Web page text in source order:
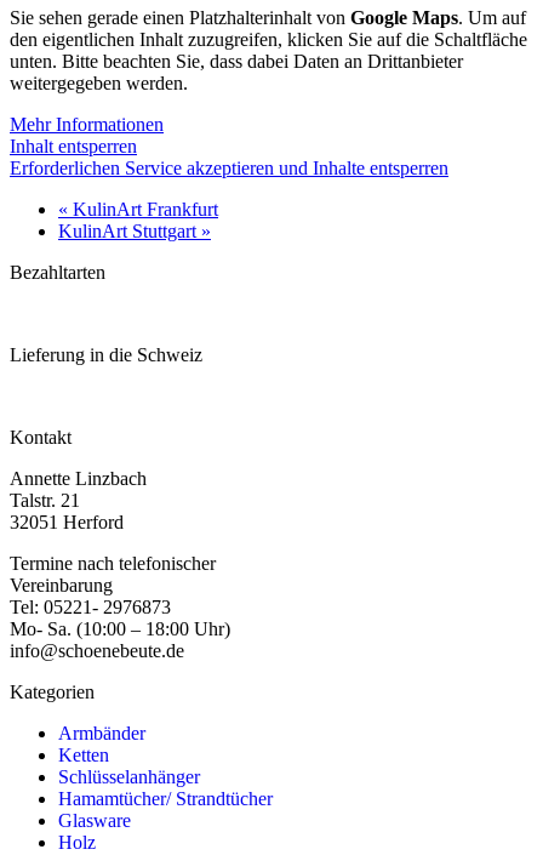
Sie sehen gerade einen Platzhalterinhalt von Google Maps. Um auf
den eigentlichen Inhalt zuzugreifen, klicken Sie auf die Schaltfläche
unten. Bitte beachten Sie, dass dabei Daten an Drittanbieter
weitergegeben werden.
Mehr Informationen
Inhalt entsperren
Erforderlichen Service akzeptieren und Inhalte entsperren
« KulinArt Frankfurt
KulinArt Stuttgart »
Bezahltarten
Lieferung in die Schweiz
Kontakt
Annette Linzbach
Talstr. 21
32051 Herford
Termine nach telefonischer
Vereinbarung
Tel: 05221- 2976873
Mo- Sa. (10:00 – 18:00 Uhr)
info@schoenebeute.de
Kategorien
Armbänder
Ketten
Schlüsselanhänger
Hamamtücher/ Strandtücher
Glasware
Holz